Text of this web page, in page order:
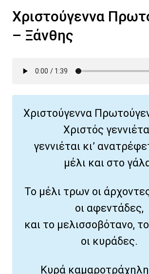
Χριστούγεννα
– Ξάνθης
Χριστούγεννα
Χριστός
γεννιέται κι’
μέλι και στο
Το μέλι τρων οι
οι αφεντάδες,
και το μελισσοβότανο,
οι κυράδες.
Κυρά